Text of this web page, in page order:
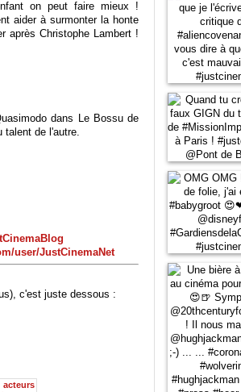
on peut faire mieux !
aider à surmonter la honte
après Christophe Lambert !
dans Le Bossu de
de l'autre.
user/JustCinemaNet
c'est juste dessous :